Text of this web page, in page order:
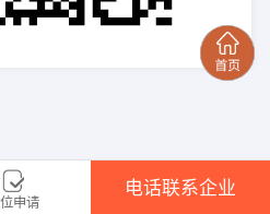
申请
电话联系企业